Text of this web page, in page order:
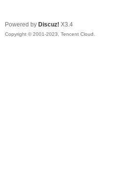
Powered by Discuz! X3.4
Copyright © 2001-2023, Tencent Cloud.